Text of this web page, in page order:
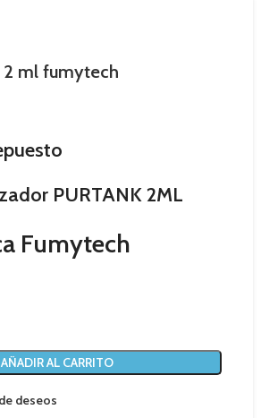
2 ml fumytech
PURTANK 2ML
Fumytech
AÑADIR AL CARRITO
deseos